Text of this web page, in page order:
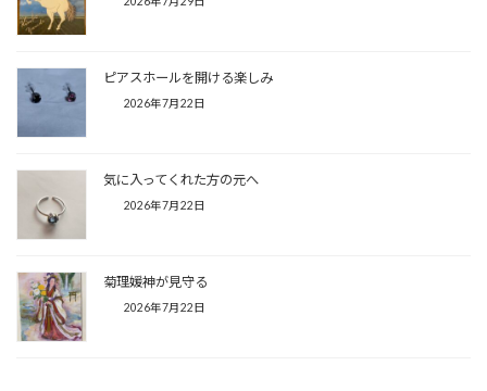
ピアスホールを開ける楽しみ
2026年7月22日
気に入ってくれた方の元へ
2026年7月22日
菊理媛神が見守る
2026年7月22日